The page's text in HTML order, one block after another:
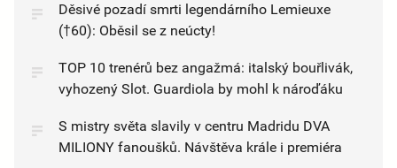
Děsivé pozadí smrti legendárního Lemieuxe
(†60): Oběsil se z neúcty!
TOP 10 trenérů bez angažmá: italský bouřlivák,
vyhozený Slot. Guardiola by mohl k nároďáku
S mistry světa slavily v centru Madridu DVA
MILIONY fanoušků. Návštěva krále i premiéra